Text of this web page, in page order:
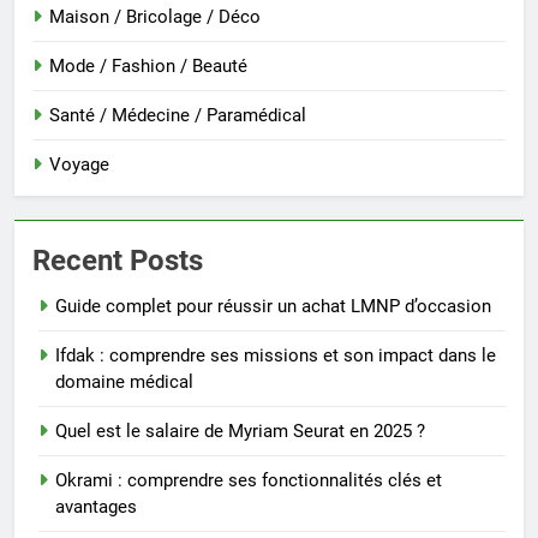
Maison / Bricolage / Déco
Mode / Fashion / Beauté
Santé / Médecine / Paramédical
Voyage
Recent Posts
Guide complet pour réussir un achat LMNP d’occasion
Ifdak : comprendre ses missions et son impact dans le
domaine médical
Quel est le salaire de Myriam Seurat en 2025 ?
Okrami : comprendre ses fonctionnalités clés et
avantages